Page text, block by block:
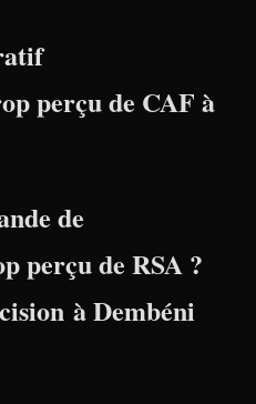
perçu de CAF à
de
perçu de RSA ?
à Dembéni